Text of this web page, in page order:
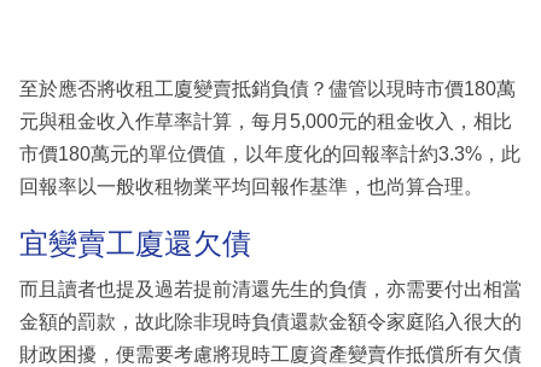
至於應否將收租工廈變賣抵銷負債？儘管以現時市價180萬
元與租金收入作草率計算，每月5,000元的租金收入，相比
市價180萬元的單位價值，以年度化的回報率計約3.3%，此
回報率以一般收租物業平均回報作基準，也尚算合理。
宜變賣工廈還欠債
而且讀者也提及過若提前清還先生的負債，亦需要付出相當
金額的罰款，故此除非現時負債還款金額令家庭陷入很大的
財政困擾，便需要考慮將現時工廈資產變賣作抵償所有欠債